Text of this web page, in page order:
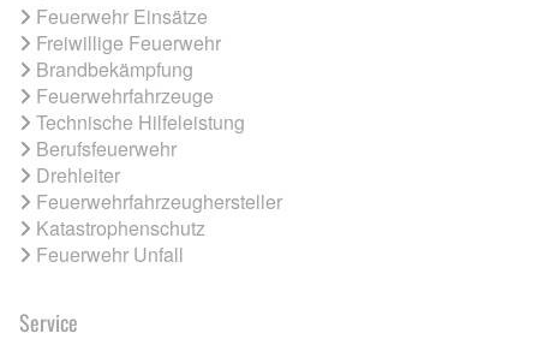
Feuerwehr Einsätze
Freiwillige Feuerwehr
Brandbekämpfung
Feuerwehrfahrzeuge
Technische Hilfeleistung
Berufsfeuerwehr
Drehleiter
Feuerwehrfahrzeughersteller
Katastrophenschutz
Feuerwehr Unfall
Service